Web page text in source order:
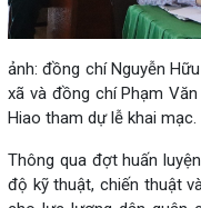
ảnh: đồng chí Nguyễn
xã và đồng chí Phạm
Hiao tham dự lễ khai mạc.
Thông qua đợt huấn
độ kỹ thuật, chiến thuật